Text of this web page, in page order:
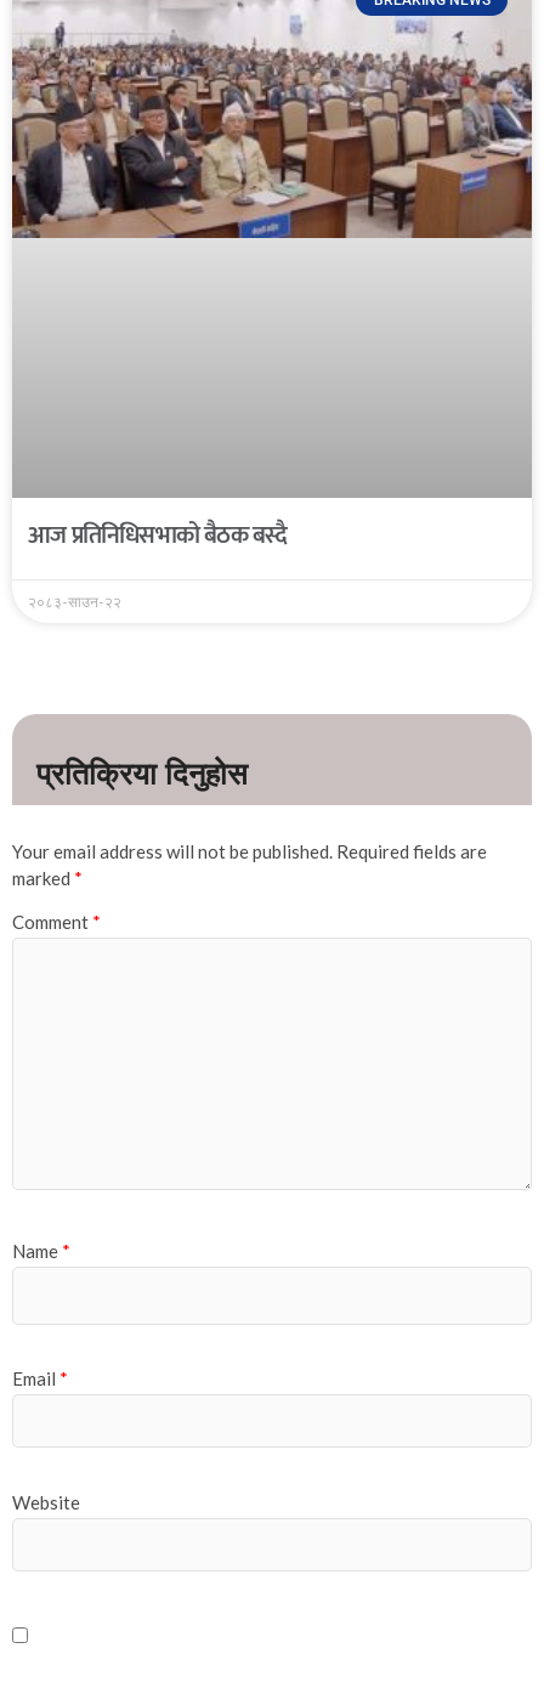
आज प्रतिनिधिसभाको बैठक बस्दै
२०८३-साउन-२२
Your email address will not be published. Required fields are
marked *
Comment *
Name *
Email *
Website